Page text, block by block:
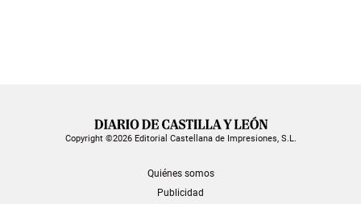
Copyright ©2026 Editorial Castellana de Impresiones, S.L.
Quiénes somos
Publicidad